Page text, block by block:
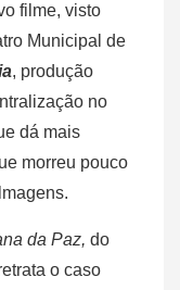
filme, visto
Municipal de
, produção
no
dá mais
morreu pouco
da Paz, do
o caso